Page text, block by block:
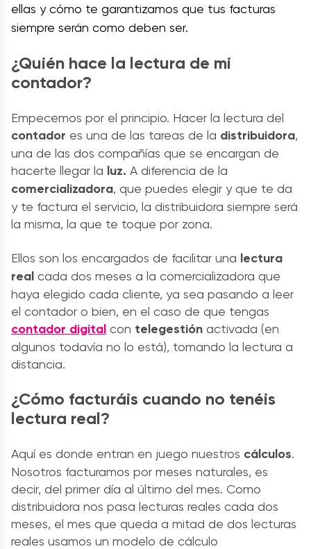
ellas y cómo te garantizamos que tus facturas
siempre serán como deben ser.
¿Quién hace la lectura de mi
contador?
Empecemos por el principio. Hacer la lectura del
contador es una de las tareas de la distribuidora,
una de las dos compañías que se encargan de
hacerte llegar la luz. A diferencia de la
comercializadora, que puedes elegir y que te da
y te factura el servicio, la distribuidora siempre será
la misma, la que te toque por zona.
Ellos son los encargados de facilitar una lectura
real cada dos meses a la comercializadora que
haya elegido cada cliente, ya sea pasando a leer
el contador o bien, en el caso de que tengas
contador digital con telegestión activada (en
algunos todavía no lo está), tomando la lectura a
distancia.
¿Cómo facturáis cuando no tenéis
lectura real?
Aquí es donde entran en juego nuestros cálculos.
Nosotros facturamos por meses naturales, es
decir, del primer día al último del mes. Como
distribuidora nos pasa lecturas reales cada dos
meses, el mes que queda a mitad de dos lecturas
reales usamos un modelo de cálculo